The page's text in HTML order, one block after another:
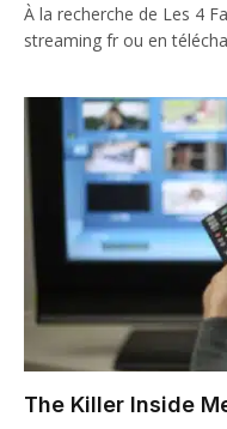
À la recherche de Les 4
streaming fr ou en
The Killer Inside